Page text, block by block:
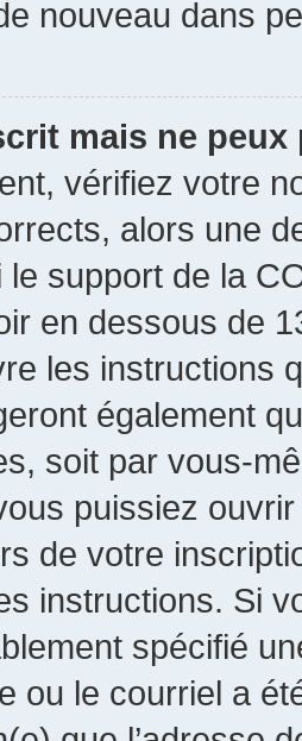
nouveau dans
mais ne peux
vérifiez votre
alors une
le support de la
en dessous de
les instructions
également
soit par vous-
puissiez
de votre
instructions. Si
spécifié
ou le courriel a